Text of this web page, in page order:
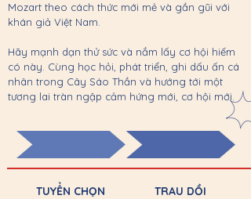
Mozart theo cách thức mới mẻ và gần gũi với
khán giả Việt Nam.
Hãy mạnh dạn thử sức và nắm lấy cơ hội hiếm
có này. Cùng học hỏi, phát triển, ghi dấu ấn cá
nhân trong Cây Sáo Thần và hướng tới một
tương lai tràn ngập cảm hứng mới, cơ hội mới.
TUYỂN CHỌN TRAU DỒI